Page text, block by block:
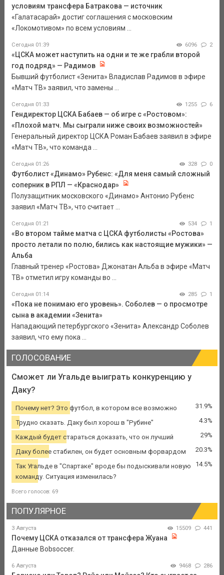
условиям трансфера Батракова — источник
«Галатасарай» достиг соглашения с московским
«Локомотивом» по всем условиям ...
Сегодня 01:39 6096 2
«ЦСКА может наступить на одни и те же грабли второй
год подряд» — Радимов
Бывший футболист «Зенита» Владислав Радимов в эфире
«Матч ТВ» заявил, что замены ...
Сегодня 01:33 1255 6
Гендиректор ЦСКА Бабаев — об игре с «Ростовом»:
«Плохой матч. Мы сыграли ниже своих возможностей»
Генеральный директор ЦСКА Роман Бабаев заявил в эфире
«Матч ТВ», что команда ...
Сегодня 01:26 328 0
Футболист «Динамо» Рубенс: «Для меня самый сложный
соперник в РПЛ — «Краснодар»
Полузащитник московского «Динамо» Антонио Рубенс
заявил «Матч ТВ», что считает ...
Сегодня 01:21 534 1
«Во втором тайме матча с ЦСКА футболисты «Ростова»
просто летали по полю, бились как настоящие мужики» —
Альба
Главный тренер «Ростова» Джонатан Альба в эфире «Матч
ТВ» отметил игру команды во ...
Сегодня 01:14 285 1
«Пока не понимаю его уровень». Соболев — о просмотре
сына в академии «Зенита»
Нападающий петербургского «Зенита» Александр Соболев
заявил, что ему пока ...
ГОЛОСОВАНИЕ
Сможет ли Угальде выиграть конкуренцию у
Даку?
Почему нет? Это футбол, в котором все возможно 31.9%
Трудно сказать. Даку был хорош в "Рубине" 4.3%
Каждый будет стараться доказать, что он лучший 29%
Даку более стабилен, он будет основным форвардом 20.3%
Так Угальде в "Спартаке" вроде бы подыскивали новую
команду. Ситуация изменилась?
14.5%
Всего голосов: 69
ПОПУЛЯРНОЕ
3 Августа 15509 441
Почему ЦСКА отказался от трансфера Жуана
Данные Bobsoccer.
6 Августа 9468 286